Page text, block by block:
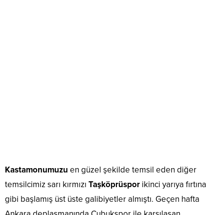
Kastamonumuzu en güzel şekilde temsil eden diğer
temsilcimiz sarı kırmızı Taşköprüspor ikinci yarıya fırtına
gibi başlamış üst üste galibiyetler almıştı. Geçen hafta